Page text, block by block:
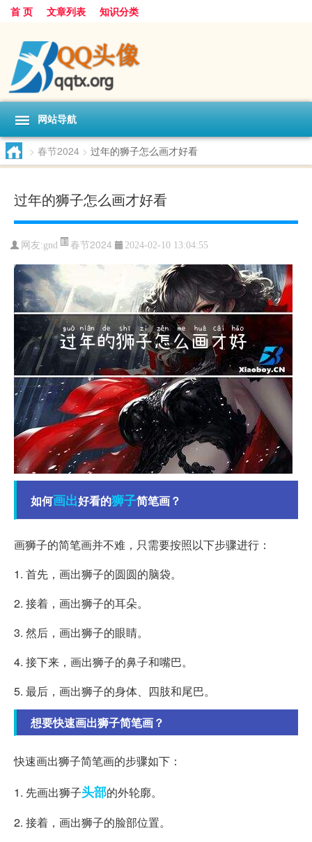
首 页 文章列表 知识分类
网站导航
> 春节2024 > 过年的狮子怎么画才好看
过年的狮子怎么画才好看
网友:gnd 春节2024 2024-02-10 13:04:55
如何画出好看的狮子简笔画？
画狮子的简笔画并不难，只需要按照以下步骤进行：
1. 首先，画出狮子的圆圆的脑袋。
2. 接着，画出狮子的耳朵。
3. 然后，画出狮子的眼睛。
4. 接下来，画出狮子的鼻子和嘴巴。
5. 最后，画出狮子的身体、四肢和尾巴。
想要快速画出狮子简笔画？
快速画出狮子简笔画的步骤如下：
1. 先画出狮子头部的外轮廓。
2. 接着，画出狮子的脸部位置。